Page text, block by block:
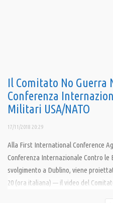
Il Comitato No Guerra
Conferenza
Militari USA/NATO
17/11/2018 20:29
Alla First International Conference
Conferenza Internazionale Contro le
svolgimento a Dublino, viene
20 (ora italiana) — il video del